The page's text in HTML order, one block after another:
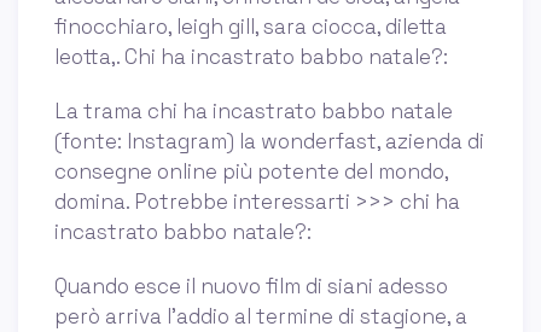
finocchiaro, leigh gill, sara ciocca, diletta
leotta,. Chi ha incastrato babbo natale?:
La trama chi ha incastrato babbo natale
(fonte: Instagram) la wonderfast, azienda di
consegne online più potente del mondo,
domina. Potrebbe interessarti >>> chi ha
incastrato babbo natale?:
Quando esce il nuovo film di siani adesso
però arriva l’addio al termine di stagione, a